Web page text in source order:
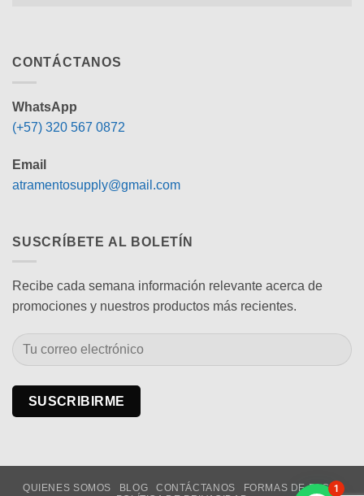
CONTÁCTANOS
WhatsApp
(+57) 320 567 0872
Email
atramentosupply@gmail.com
SUSCRÍBETE AL BOLETÍN
Recibe cada semana información relevante acerca de
promociones y nuestros productos más recientes.
QUIENES SOMOS BLOG CONTÁCTANOS
FORMAS DE PAGO1